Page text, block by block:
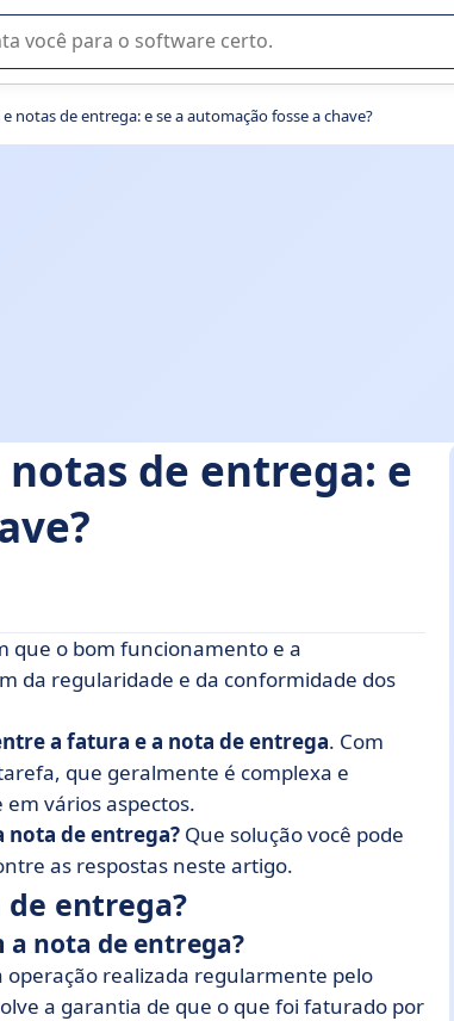
de software SaaS para sua empresa.
notas de entrega: e se a automação fosse a chave?
de entrega: e
entrega
As 6 etapas
de entrega?
que o bom funcionamento e a
da regularidade e da conformidade dos
a fatura e a nota de entrega. Com
que geralmente é complexa e
vários aspectos.
nota de entrega? Que solução você pode
as respostas neste artigo.
entrega?
a nota de entrega?
operação realizada regularmente pelo
a garantia de que o que foi faturado por